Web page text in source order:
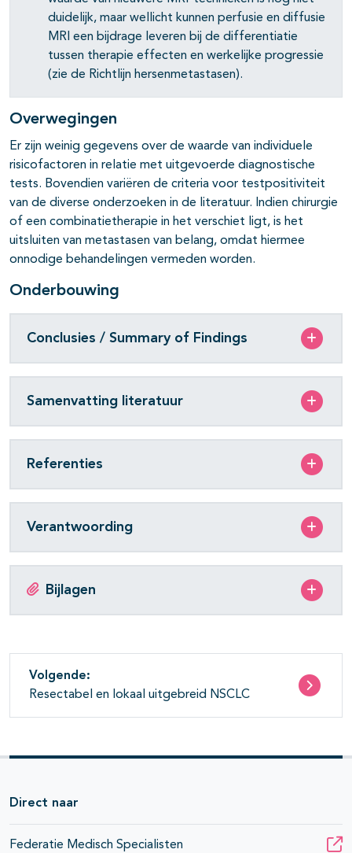
duidelijk, maar wellicht kunnen perfusie en diffusie
MRI een bijdrage leveren bij de differentiatie
tussen therapie effecten en werkelijke progressie
(zie de Richtlijn hersenmetastasen).
Overwegingen
Er zijn weinig gegevens over de waarde van individuele
risicofactoren in relatie met uitgevoerde diagnostische
tests. Bovendien variëren de criteria voor testpositiviteit
van de diverse onderzoeken in de literatuur. Indien chirurgie
of een combinatietherapie in het verschiet ligt, is het
uitsluiten van metastasen van belang, omdat hiermee
onnodige behandelingen vermeden worden.
Onderbouwing
Conclusies / Summary of Findings
Samenvatting literatuur
Referenties
Verantwoording
Bijlagen
Volgende:
Resectabel en lokaal uitgebreid NSCLC
Direct naar
Federatie Medisch Specialisten